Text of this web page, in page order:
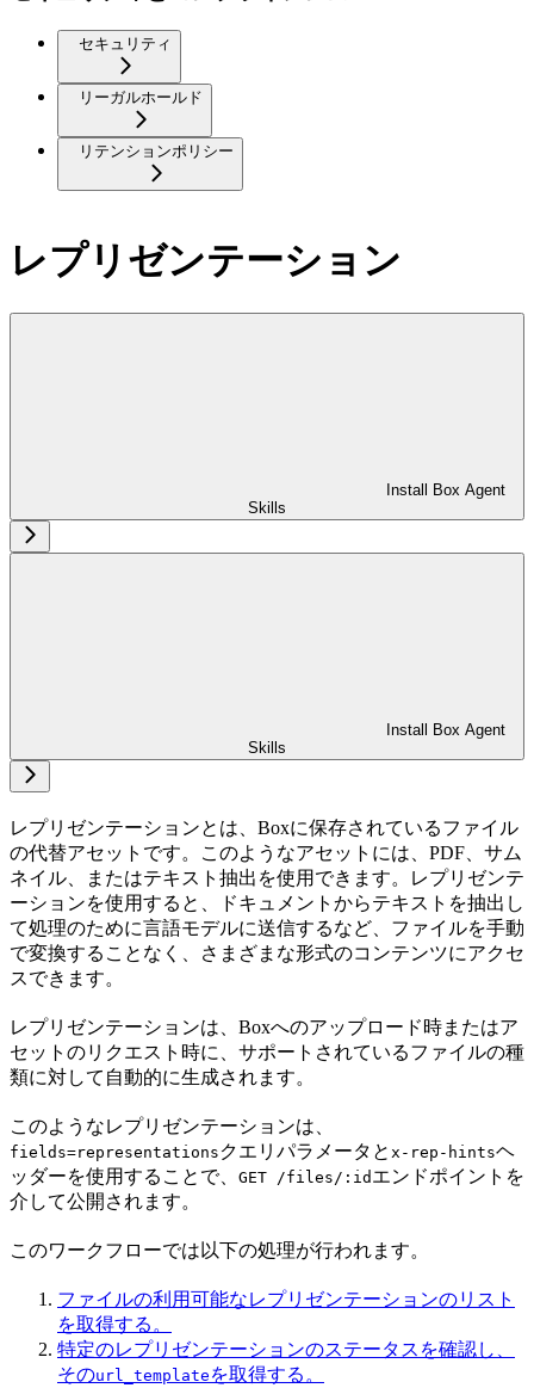
セキュリティ
リーガルホールド
リテンションポリシー
レプリゼンテーション
Install Box Agent
Skills
Install Box Agent
Skills
レプリゼンテーションとは、Boxに保存されているファイル
の代替アセットです。このようなアセットには、PDF、サム
ネイル、またはテキスト抽出を使用できます。レプリゼンテ
ーションを使用すると、ドキュメントからテキストを抽出し
て処理のために言語モデルに送信するなど、ファイルを手動
で変換することなく、さまざまな形式のコンテンツにアクセ
スできます。
レプリゼンテーションは、Boxへのアップロード時またはア
セットのリクエスト時に、サポートされているファイルの種
類に対して自動的に生成されます。
このようなレプリゼンテーションは、
fields=representations クエリパラメータと x-rep-hintsヘ
ッダーを使用することで、 GET /files/:id エンドポイントを
介して公開されます。
このワークフローでは以下の処理が行われます。
ファイルの利用可能なレプリゼンテーションのリスト
を取得する。
特定のレプリゼンテーションのステータスを確認し、
そのurl_template を取得する。